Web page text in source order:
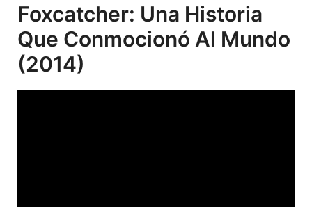
Foxcatcher: Una Historia
Que Conmocionó Al Mundo
(2014)